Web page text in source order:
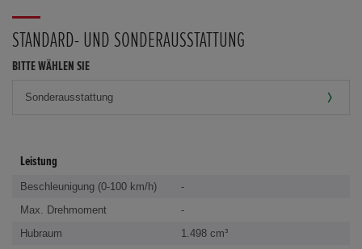
STANDARD- UND SONDERAUSSTATTUNG
BITTE WÄHLEN SIE
Leistung
Beschleunigung (0-100 km/h)
-
Max. Drehmoment
-
Hubraum
1.498 cm³